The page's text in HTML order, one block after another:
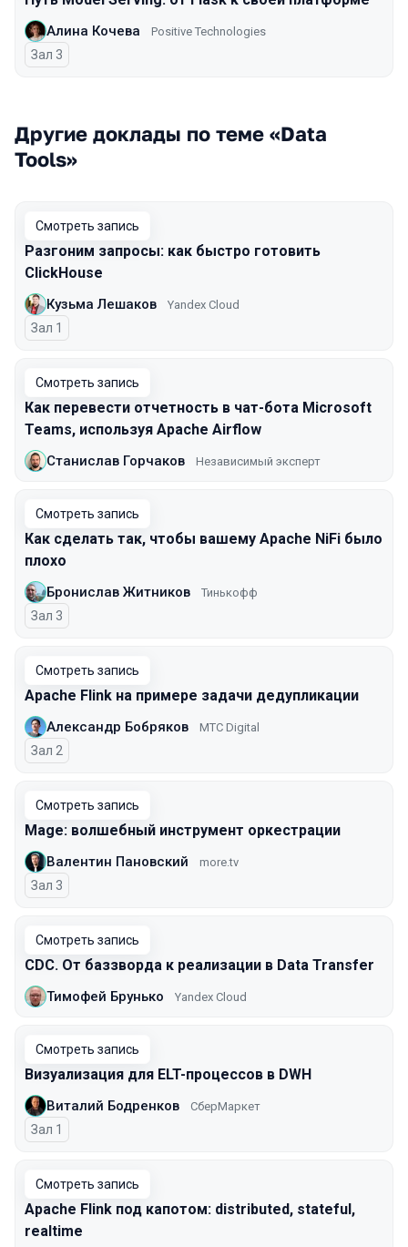
Алина Кочева Positive Technologies
Зал 3
Другие доклады по теме «Data
Tools»
Смотреть запись
Разгоним запросы: как быстро готовить
ClickHouse
Кузьма Лешаков Yandex Cloud
Зал 1
Смотреть запись
Как перевести отчетность в чат-бота Microsoft
Teams, используя Apache Airflow
Станислав Горчаков Независимый эксперт
Смотреть запись
Как сделать так, чтобы вашему Apache NiFi было
плохо
Бронислав Житников Тинькофф
Зал 3
Смотреть запись
Apache Flink на примере задачи дедупликации
Александр Бобряков МТС Digital
Зал 2
Смотреть запись
Mage: волшебный инструмент оркестрации
Валентин Пановский more.tv
Зал 3
Смотреть запись
CDC. От баззворда к реализации в Data Transfer
Тимофей Брунько Yandex Cloud
Смотреть запись
Визуализация для ELT-процессов в DWH
Виталий Бодренков СберМаркет
Зал 1
Смотреть запись
Apache Flink под капотом: distributed, stateful,
realtime